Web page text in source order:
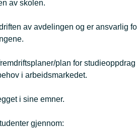
av skolen.
av avdelingen og er ansvarlig
plan for
i arbeidsmarkedet.
i sine emner.
gjennom: